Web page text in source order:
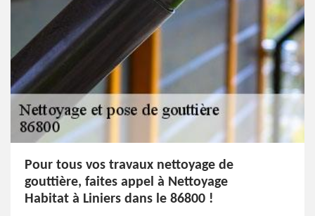
Pour tous vos travaux nettoyage de
gouttière, faites appel à Nettoyage
Habitat à Liniers dans le 86800 !